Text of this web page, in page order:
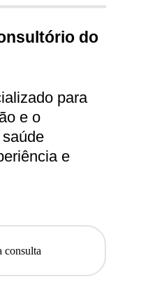
do
consulta
para
e o
e